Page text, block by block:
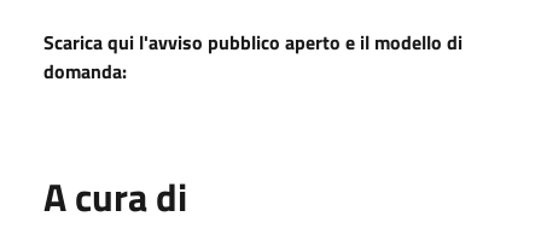
Scarica qui l'avviso pubblico aperto e il modello di
domanda:
A cura di